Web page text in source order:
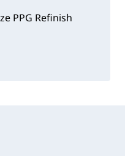
PPG Refinish